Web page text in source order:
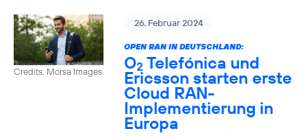
Credits: Morsa Images
26. Februar 2024
OPEN RAN IN DEUTSCHLAND:
O2 Telefónica und
Ericsson starten erste
Cloud RAN-
Implementierung in
Europa